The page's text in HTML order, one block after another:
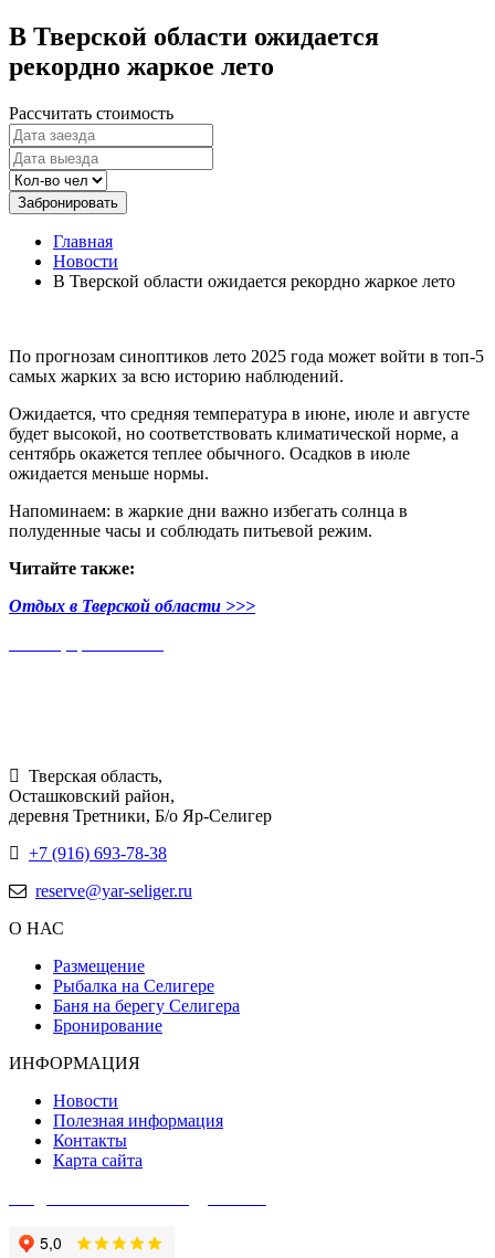
В Тверской области ожидается
рекордно жаркое лето
Рассчитать стоимость
Забронировать
Главная
Новости
В Тверской области ожидается рекордно жаркое лето
По прогнозам синоптиков лето 2025 года может войти в топ-5
самых жарких за всю историю наблюдений.
Ожидается, что средняя температура в июне, июле и августе
будет высокой, но соответствовать климатической норме, а
сентябрь окажется теплее обычного. Осадков в июле
ожидается меньше нормы.
Напоминаем: в жаркие дни важно избегать солнца в
полуденные часы и соблюдать питьевой режим.
Читайте также:
Отдых в Тверской области >>>
Тверская область,
Осташковский район,
деревня Третники, Б/о Яр-Селигер
+7 (916) 693-78-38
reserve@yar-seliger.ru
О НАС
Размещение
Рыбалка на Селигере
Баня на берегу Селигера
Бронирование
ИНФОРМАЦИЯ
Новости
Полезная информация
Контакты
Карта сайта